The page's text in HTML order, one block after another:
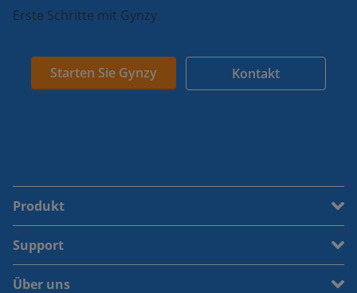
Erste Schritte mit Gynzy
Starten Sie Gynzy Kontakt
Produkt
Support
Über uns